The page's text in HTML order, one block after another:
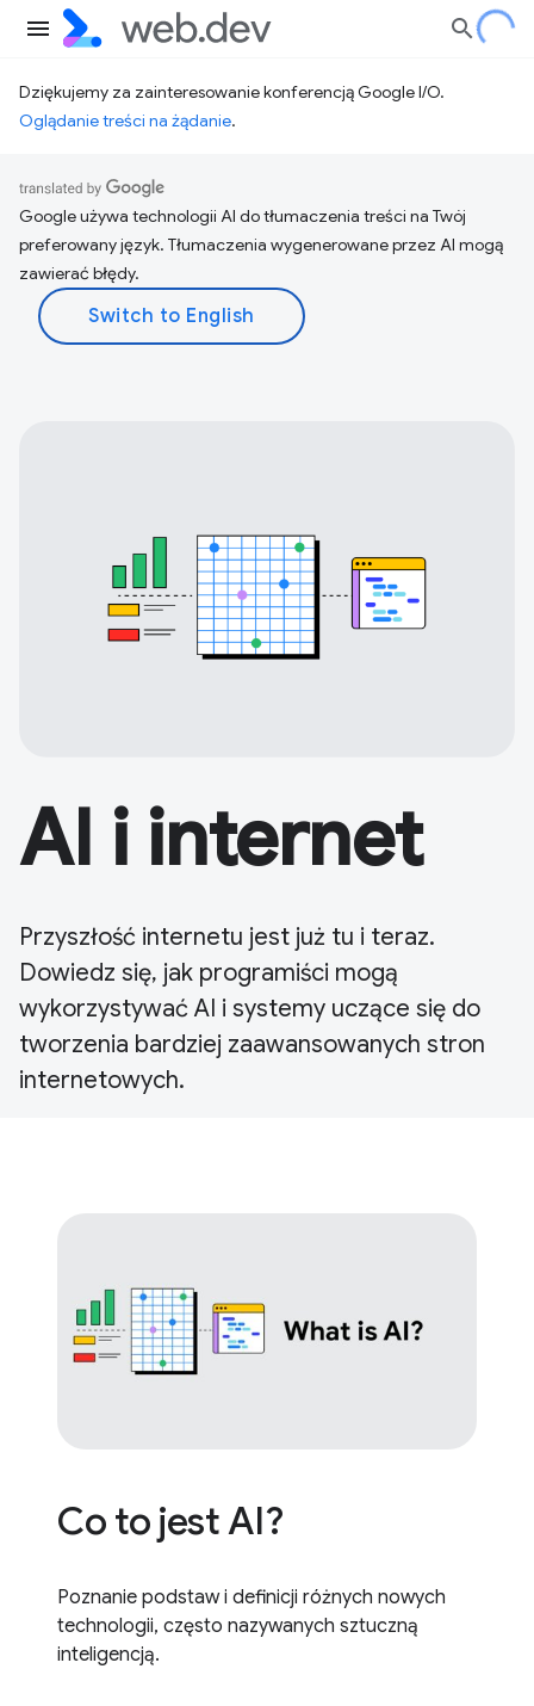
Dziękujemy za zainteresowanie konferencją Google I/O.
Oglądanie treści na żądanie.
Google używa technologii AI do tłumaczenia treści na Twój
preferowany język. Tłumaczenia wygenerowane przez AI mogą
zawierać błędy.
AI i internet
Przyszłość internetu jest już tu i teraz.
Dowiedz się, jak programiści mogą
wykorzystywać AI i systemy uczące się do
tworzenia bardziej zaawansowanych stron
internetowych.
Co to jest AI?
Poznanie podstaw i definicji różnych nowych
technologii, często nazywanych sztuczną
inteligencją.